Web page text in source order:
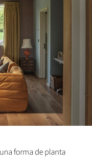
forma de planta